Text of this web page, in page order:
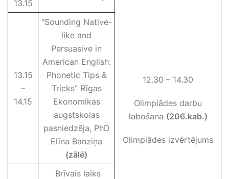
13.15
12.30 – 14.30
Olimpiādes darbu
labošana (206.kab.)
Olimpiādes izvērtējums
13.15
–
14.15
“Sounding Native-
like and
Persuasive in
American English:
Phonetic Tips &
Tricks” Rīgas
Ekonomikas
augstskolas
pasniedzēja, PhD
Elīna Banziņa
(zālē)
Brīvais laiks